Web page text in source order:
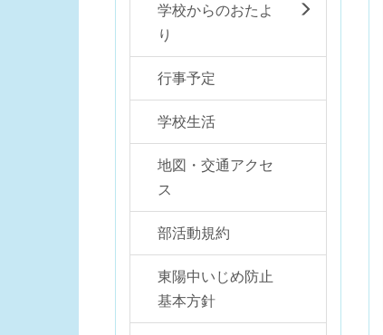
学校からのおたよ
り
行事予定
学校生活
地図・交通アクセ
ス
部活動規約
東陽中いじめ防止
基本方針